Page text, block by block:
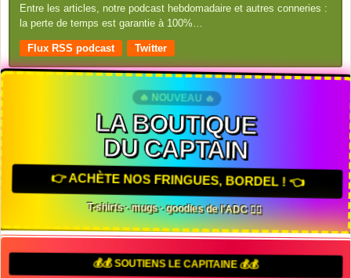
Entre les articles, notre podcast hebdomadaire et autres conneries :
la perte de temps est garantie à 100%…
Flux RSS podcast Twitter
🔥 NOUVEAU 🔥
LA BOUTIQUE
DU CAPTAIN
👉 ACHÈTE NOS FRINGUES, BORDEL ! 👈
T-shirts · mugs · goodies de l'ADC 🏴‍☠️
💰💰 SOUTIENS LE CAPITAINE 💰💰